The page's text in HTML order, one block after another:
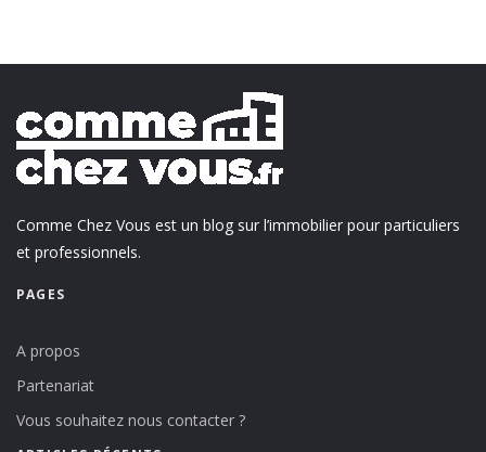
Comme Chez Vous est un blog sur l’immobilier pour particuliers
et professionnels.
PAGES
A propos
Partenariat
Vous souhaitez nous contacter ?